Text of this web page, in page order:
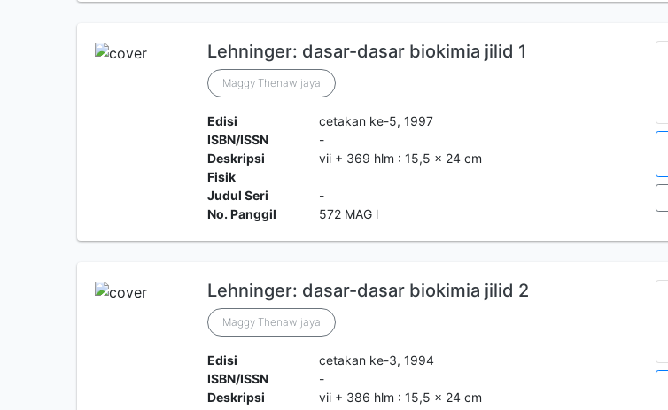
Lehninger: dasar-dasar biokimia jilid 1
Maggy Thenawijaya
Edisi
cetakan ke-5, 1997
ISBN/ISSN
-
Deskripsi
Fisik
vii + 369 hlm : 15,5 x 24 cm
Judul Seri
-
No. Panggil
572 MAG l
Lehninger: dasar-dasar biokimia jilid 2
Maggy Thenawijaya
Edisi
cetakan ke-3, 1994
ISBN/ISSN
-
Deskripsi
vii + 386 hlm : 15,5 x 24 cm